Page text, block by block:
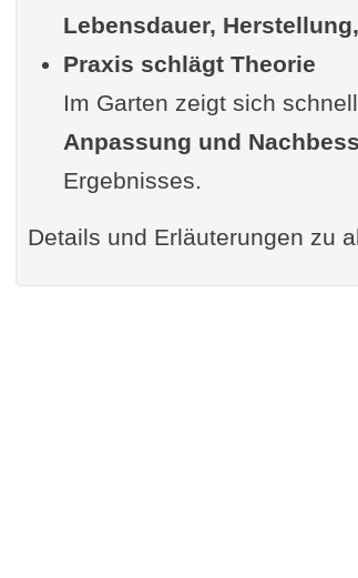
Lebensdauer,
Praxis schlägt Theorie
Im Garten zeigt sich
Anpassung und
Ergebnisses.
Details und Erläuterungen zu